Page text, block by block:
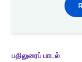
பதிலுரைப் பாடல்